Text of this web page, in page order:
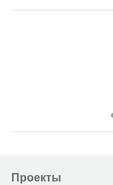
Проекты